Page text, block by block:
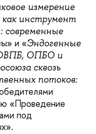
измерение
инструмент
современные
» и «Эндогенные
ОПБО и
сквозь
потоков:
«Проведение
под